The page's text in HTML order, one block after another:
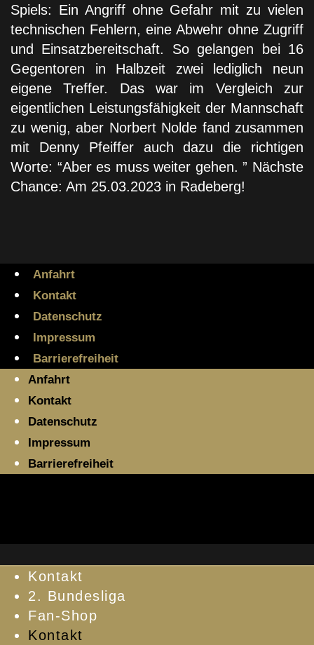
Spiels: Ein Angriff ohne Gefahr mit zu vielen
technischen Fehlern, eine Abwehr ohne Zugriff
und Einsatzbereitschaft. So gelangen bei 16
Gegentoren in Halbzeit zwei lediglich neun
eigene Treffer. Das war im Vergleich zur
eigentlichen Leistungsfähigkeit der Mannschaft
zu wenig, aber Norbert Nolde fand zusammen
mit Denny Pfeiffer auch dazu die richtigen
Worte: “Aber es muss weiter gehen. ” Nächste
Chance: Am 25.03.2023 in Radeberg!
Anfahrt
Kontakt
Datenschutz
Impressum
Barrierefreiheit
Anfahrt
Kontakt
Datenschutz
Impressum
Barrierefreiheit
Kontakt
2. Bundesliga
Fan-Shop
Kontakt